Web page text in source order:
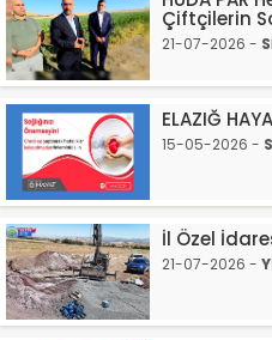
Çiftçilerin
21-07-2026 -
ELAZIĞ
15-05-2026 -
İl Özel
21-07-2026 -